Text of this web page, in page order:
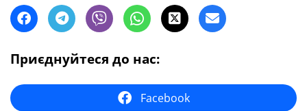
Приєднуйтеся до нас:
Facebook